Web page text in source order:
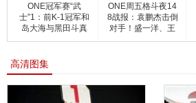
ONE冠军赛“武
士”1：前K-1冠军和
岛大海与黑田斗真
参
ONE周五格斗夜14
8战报：袁鹏杰击倒
对手！盛一洋、王
子晴
高清图集